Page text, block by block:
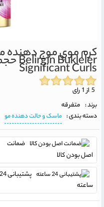
كرم موي موج دهنده
Belirgin Bukleler حجم 300 ميلي ليتر
Significant Curls
برند : متفرقه
دسته بندی : ماسک و حالت دهنده مو
ضمانت
اصل بودن کالا
پشتیبانی 24
ساعته